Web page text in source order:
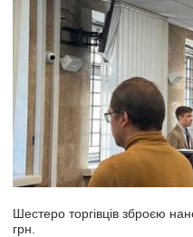
Шестеро торгівців зброєю
грн.